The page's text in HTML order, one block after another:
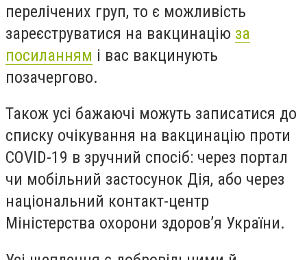
перелічених груп, то є можливість
зареєструватися на вакцинацію за
посиланням і вас вакцинують
позачергово.
Також усі бажаючі можуть записатися до
списку очікування на вакцинацію проти
COVID-19 в зручний спосіб: через портал
чи мобільний застосунок Дія, або через
національний контакт-центр
Міністерства охорони здоров’я України.